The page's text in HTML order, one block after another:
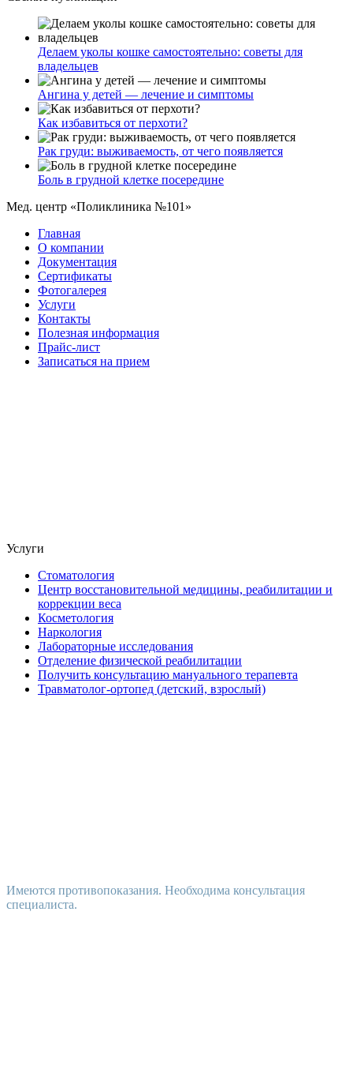
Делаем уколы кошке самостоятельно: советы для
владельцев
Ангина у детей — лечение и симптомы
Как избавиться от перхоти?
Рак груди: выживаемость, от чего появляется
Боль в грудной клетке посередине
Мед. центр «Поликлиника №101»
Главная
О компании
Документация
Сертификаты
Фотогалерея
Услуги
Контакты
Полезная информация
Прайс-лист
Записаться на прием
Услуги
Стоматология
Центр восстановительной медицины, реабилитации и
коррекции веса
Косметология
Наркология
Лабораторные исследования
Отделение физической реабилитации
Получить консультацию мануального терапевта
Травматолог-ортопед (детский, взрослый)
Имеются противопоказания. Необходима консультация
специалиста.